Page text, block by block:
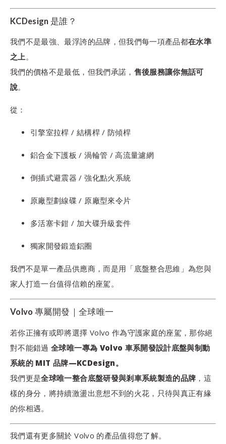
KCDesign 是誰？
我們不是最強、最浮誇的品牌，但我們每一項產品都在水準
之上。
我們的價格不是最低，但我們承諾， 售後服務讓你無話可
說。
從：
引擎室拉桿 / 結構桿 / 防傾桿
鋁合金下護板 / 渦輪管 / 高流量濾網
倒插式避震器 / 強化點火系統
原廠型劃線碟 / 原廠型來令片
多活塞卡鉗 / 加大碟升級套件
獨家開發鍛造鋁圈
我們不是單一產品供應商，而是用「底盤整合思維」為您與
家人打造一台值得信賴的座駕。
Volvo 專屬開發｜全球唯一
若你正擁有或即將選擇 Volvo 作為守護家庭的座駕，那你絕
對不能錯過全球唯一專為 Volvo 車系開發設計底盤與制動
系統的 MIT 品牌—KCDesign。
我們更是全球唯一整合底盤研發與剎車系統製造的品牌 ，這
樣的身分，將持續激盪出意想不到的火花，只待與真正有緣
的你相遇。
我們還有更多關於 Volvo 的產品值得您了解。